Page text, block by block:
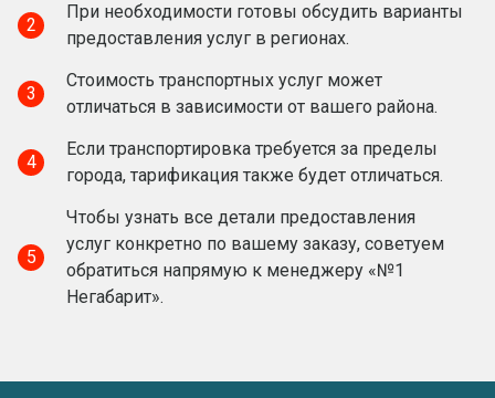
2
При необходимости готовы обсудить варианты
предоставления услуг в регионах.
3
Стоимость транспортных услуг может
отличаться в зависимости от вашего района.
4
Если транспортировка требуется за пределы
города, тарификация также будет отличаться.
5
Чтобы узнать все детали предоставления
услуг конкретно по вашему заказу, советуем
обратиться напрямую к менеджеру «№1
Негабарит».